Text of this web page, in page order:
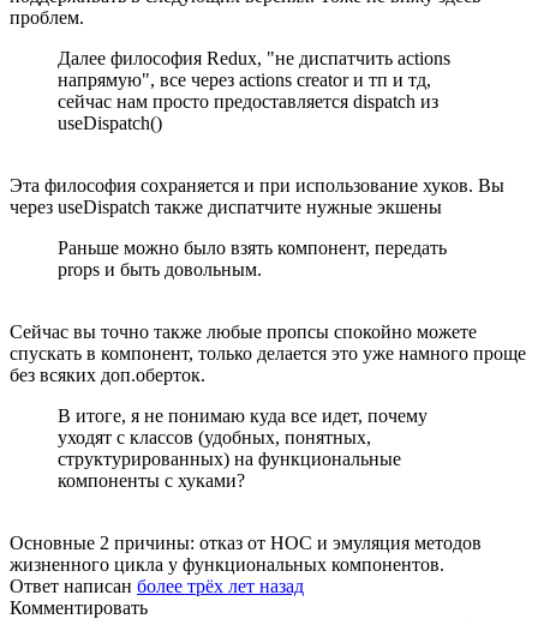
проблем.
Далее философия Redux, "не диспатчить actions
напрямую", все через actions creator и тп и тд,
сейчас нам просто предоставляется dispatch из
useDispatch()
Эта философия сохраняется и при использование хуков. Вы
через useDispatch также диспатчите нужные экшены
Раньше можно было взять компонент, передать
props и быть довольным.
Сейчас вы точно также любые пропсы спокойно можете
спускать в компонент, только делается это уже намного проще
без всяких доп.оберток.
В итоге, я не понимаю куда все идет, почему
уходят с классов (удобных, понятных,
структурированных) на функциональные
компоненты с хуками?
Основные 2 причины: отказ от HOC и эмуляция методов
жизненного цикла у функциональных компонентов.
Ответ написан более трёх лет назад
Комментировать